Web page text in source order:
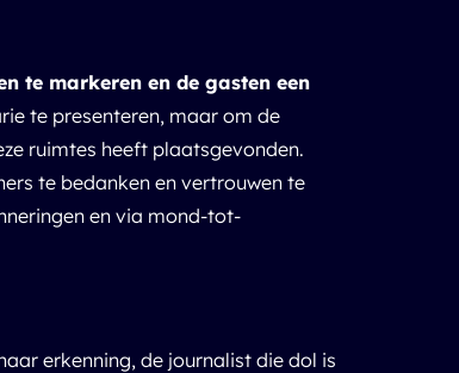
te markeren en de gasten een
te presenteren, maar om de
ruimtes heeft plaatsgevonden.
te bedanken en vertrouwen te
en via mond-tot-
erkenning, de journalist die dol is